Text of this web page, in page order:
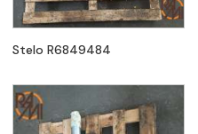
Stelo R6849484